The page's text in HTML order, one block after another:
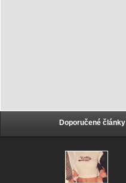
Doporučené články